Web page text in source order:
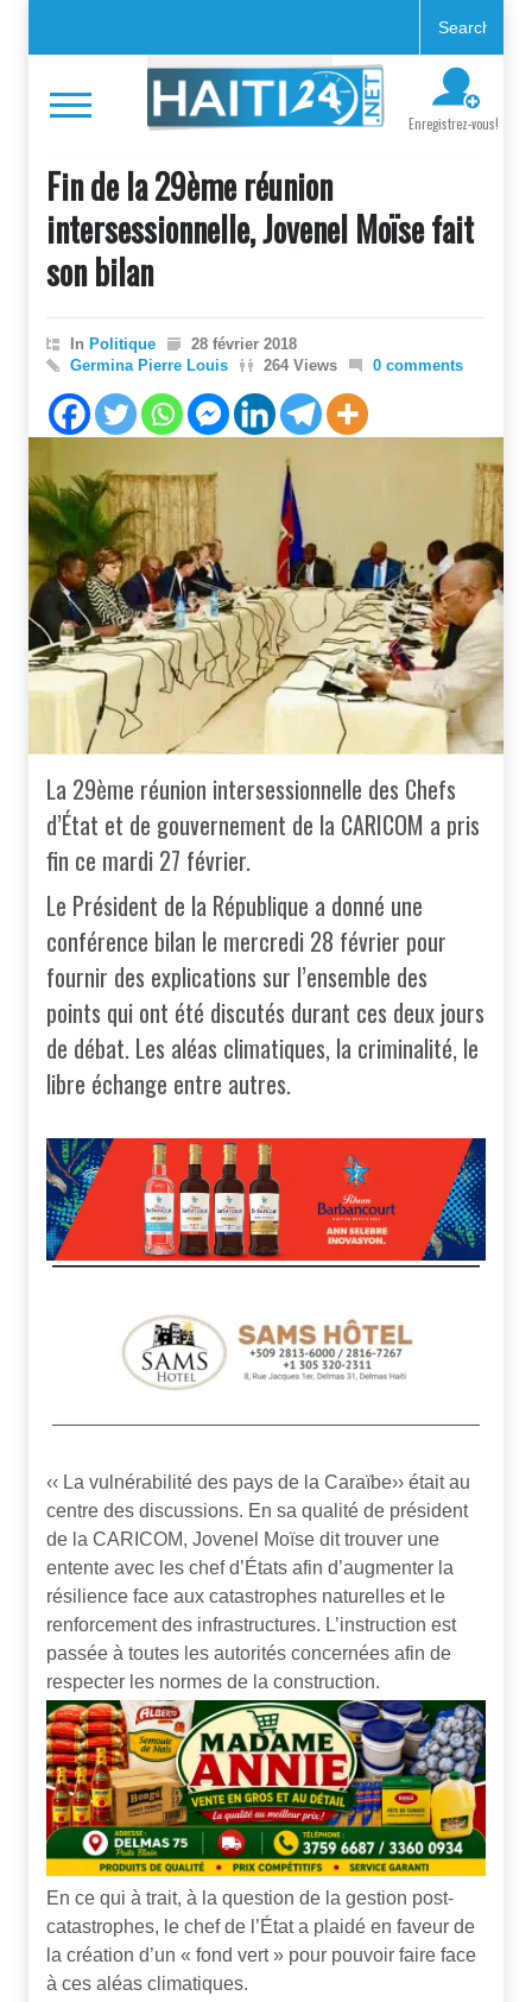
Enregistrez-vous!
Fin de la 29ème réunion
intersessionnelle, Jovenel Moïse fait
son bilan
In Politique
28 février 2018
Germina Pierre Louis
264 Views 0 comments
La 29ème réunion intersessionnelle des Chefs
d’État et de gouvernement de la CARICOM a pris
fin ce mardi 27 février.
Le Président de la République a donné une
conférence bilan le mercredi 28 février pour
fournir des explications sur l’ensemble des
points qui ont été discutés durant ces deux jours
de débat. Les aléas climatiques, la criminalité, le
libre échange entre autres.
‹‹ La vulnérabilité des pays de la Caraïbe›› était au
centre des discussions. En sa qualité de président
de la CARICOM, Jovenel Moïse dit trouver une
entente avec les chef d’États afin d’augmenter la
résilience face aux catastrophes naturelles et le
renforcement des infrastructures. L’instruction est
passée à toutes les autorités concernées afin de
respecter les normes de la construction.
En ce qui à trait, à la question de la gestion post-
catastrophes, le chef de l’État a plaidé en faveur de
la création d’un « fond vert » pour pouvoir faire face
à ces aléas climatiques.